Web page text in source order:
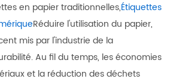
en papier traditionnelles,Étiquettes
Réduire l'utilisation du papier,
mis par l'industrie de la
Au fil du temps, les économies
et la réduction des déchets